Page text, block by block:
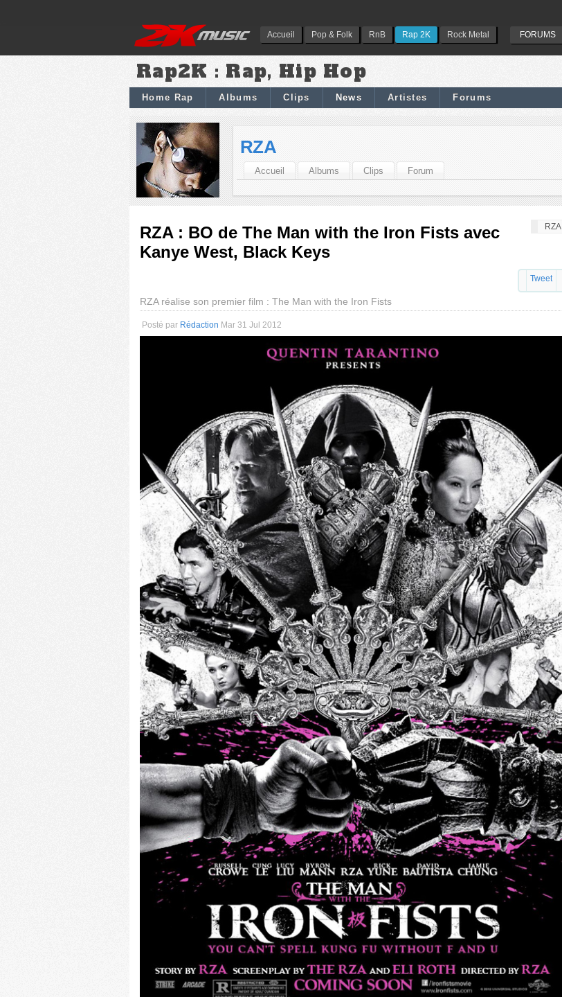
Accueil Pop & Folk RnB Rap 2K Rock Metal FORUMS
Rap2K : Rap, Hip Hop
Home Rap Albums Clips News Artistes Forums
RZA
Accueil Albums Clips Forum
RZA
RZA : BO de The Man with the Iron Fists avec
Kanye West, Black Keys
Tweet
RZA réalise son premier film : The Man with the Iron Fists
Posté par Rédaction Mar 31 Jul 2012